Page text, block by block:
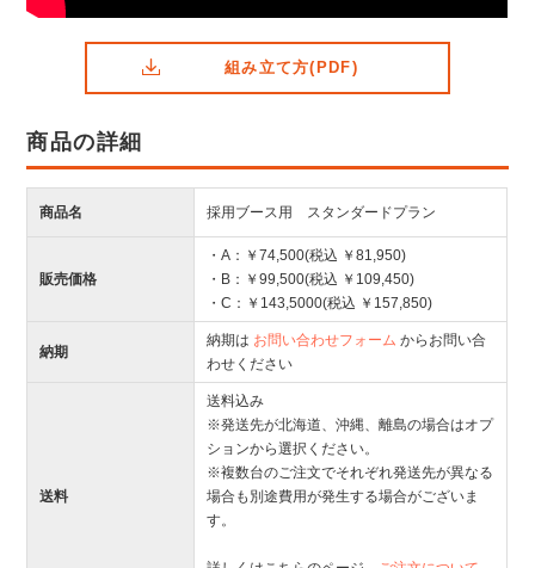
組み立て方(PDF)
商品の詳細
商品名 採用ブース用 スタンダードプラン
販売価格
・A：￥74,500(税込 ￥81,950)
・B：￥99,500(税込 ￥109,450)
・C：￥143,5000(税込 ￥157,850)
納期
納期は お問い合わせフォーム からお問い合
わせください
送料
送料込み
※発送先が北海道、沖縄、離島の場合はオプ
ションから選択ください。
※複数台のご注文でそれぞれ発送先が異なる
場合も別途費用が発生する場合がございま
す。